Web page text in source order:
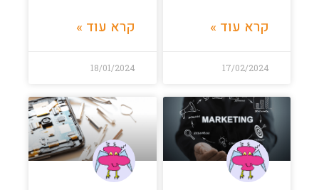
קרא עוד »
17/02/2024
קרא עוד »
18/01/2024